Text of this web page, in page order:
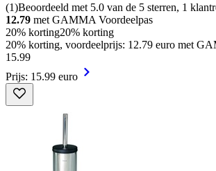
(1)Beoordeeld met 5.0 van de 5 sterren, 1
12.79 met GAMMA Voordeelpas
20% korting20% korting
20% korting, voordeelprijs: 12.79 euro met
15.99
Prijs: 15.99 euro